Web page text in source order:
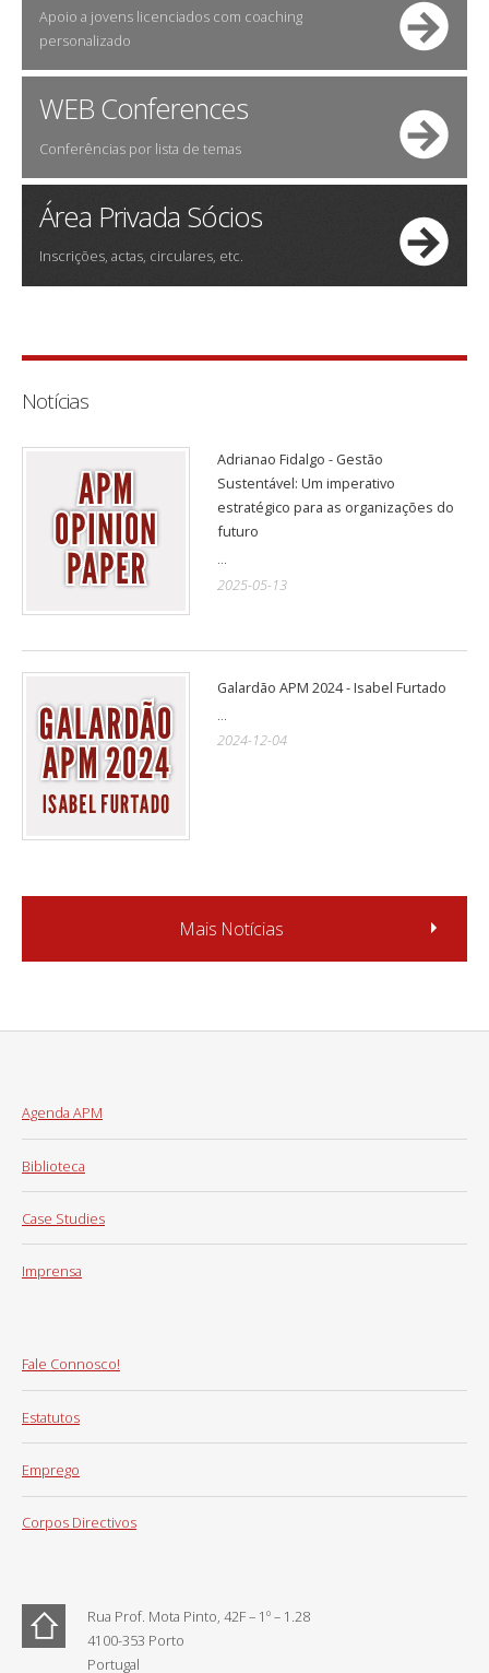
Apoio a jovens licenciados com coaching
personalizado
WEB Conferences
Conferências por lista de temas
Área Privada Sócios
Inscrições, actas, circulares, etc.
Notícias
Adrianao Fidalgo - Gestão
Sustentável: Um imperativo
estratégico para as organizações do
futuro
...
2025-05-13
Galardão APM 2024 - Isabel Furtado
...
2024-12-04
Mais Notícias
Agenda APM
Biblioteca
Case Studies
Imprensa
Fale Connosco!
Estatutos
Emprego
Corpos Directivos
Rua Prof. Mota Pinto, 42F – 1º – 1.28
4100-353 Porto
Portugal